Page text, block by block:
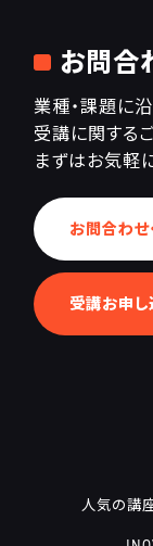
お問合
業種・課題に
受講に関する
まずはお気軽
お問合わせ
受講お申し
人気の講